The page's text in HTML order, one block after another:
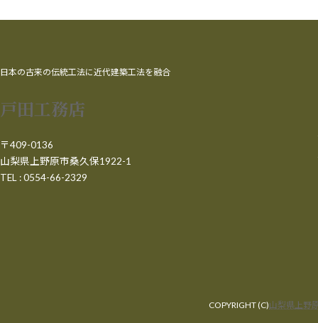
日本の古来の伝統工法に近代建築工法を融合
戸田工務店
〒409-0136
山梨県上野原市桑久保1922-1
TEL : 0554-66-2329
COPYRIGHT (C)山梨県上野